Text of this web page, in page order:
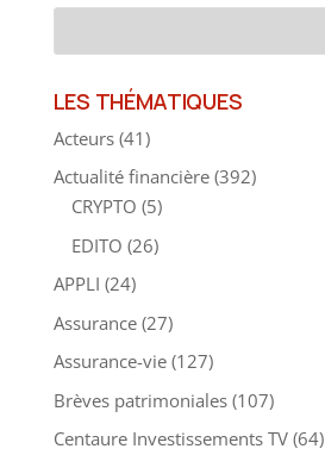
LES THÉMATIQUES
Acteurs(41)
Actualité financière(392)
CRYPTO (5)
EDITO (26)
APPLI (24)
Assurance(27)
Assurance-vie(127)
Brèves patrimoniales(107)
Centaure Investissements TV(64)